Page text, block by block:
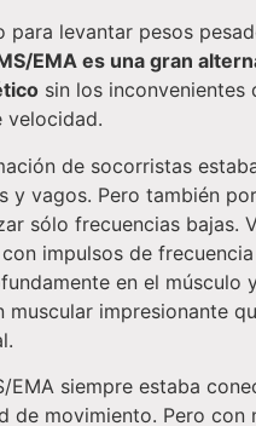
para levantar pesos
EMA es una gran
sin los inconvenientes
velocidad.
de socorristas
y vagos. Pero también
sólo frecuencias bajas.
impulsos de
en el músculo
impresionante
EMA siempre estaba
de movimiento. Pero con